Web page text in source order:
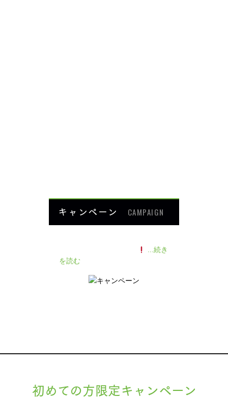
キャンペーン CAMPAIGN
...続き
を読む
初めての方限定キャンペーン